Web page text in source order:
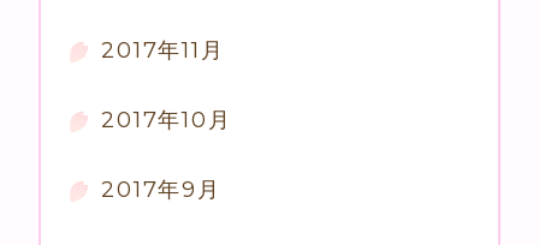
2017年11月
2017年10月
2017年9月